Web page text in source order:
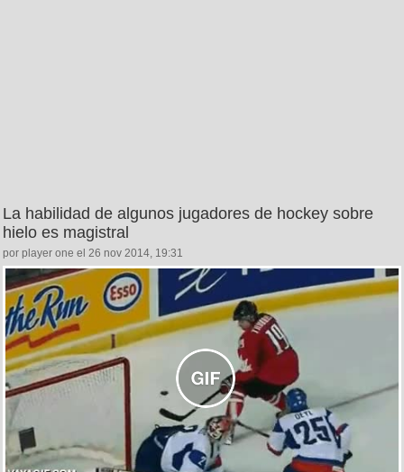
La habilidad de algunos jugadores de hockey sobre
hielo es magistral
por player one el 26 nov 2014, 19:31